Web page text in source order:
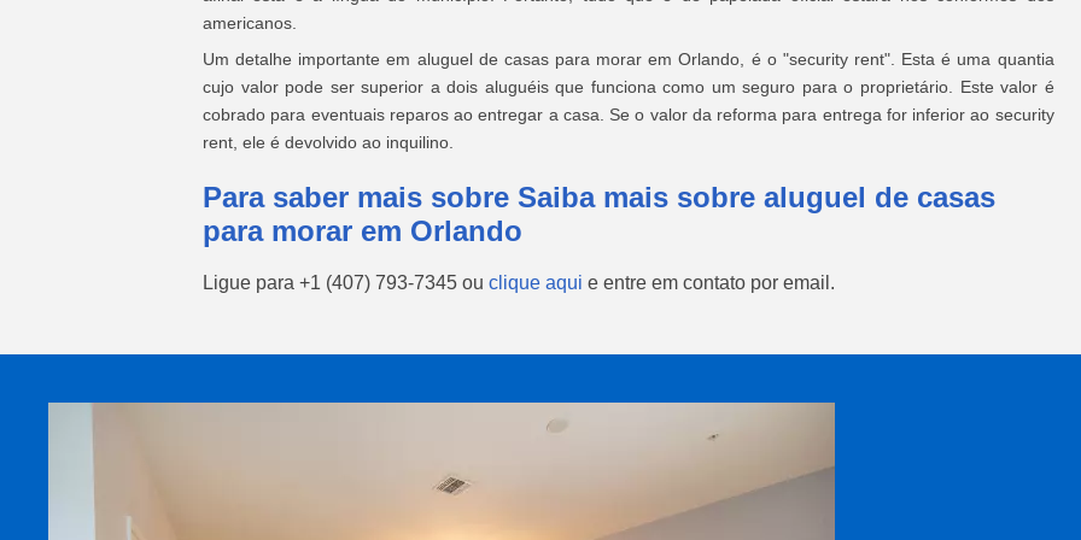
americanos.
Um detalhe importante em aluguel de casas para morar em Orlando, é o "security rent". Esta é uma quantia
cujo valor pode ser superior a dois aluguéis que funciona como um seguro para o proprietário. Este valor é
cobrado para eventuais reparos ao entregar a casa. Se o valor da reforma para entrega for inferior ao security
rent, ele é devolvido ao inquilino.
Para saber mais sobre Saiba mais sobre aluguel de casas
para morar em Orlando
Ligue para +1 (407) 793-7345 ou clique aqui e entre em contato por email.